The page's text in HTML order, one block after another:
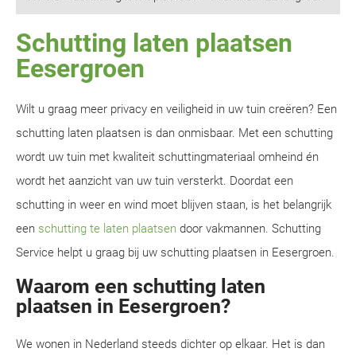
Schutting laten plaatsen
Eesergroen
Wilt u graag meer privacy en veiligheid in uw tuin creëren? Een
schutting laten plaatsen is dan onmisbaar. Met een schutting
wordt uw tuin met kwaliteit schuttingmateriaal omheind én
wordt het aanzicht van uw tuin versterkt. Doordat een
schutting in weer en wind moet blijven staan, is het belangrijk
een schutting te laten plaatsen door vakmannen. Schutting
Service helpt u graag bij uw schutting plaatsen in Eesergroen.
Waarom een schutting laten
plaatsen in Eesergroen?
We wonen in Nederland steeds dichter op elkaar. Het is dan